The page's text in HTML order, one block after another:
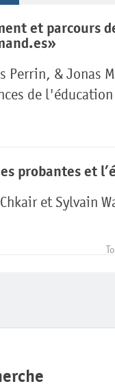
et parcours
Perrin, & Jonas
de
probantes et
et Sylvain